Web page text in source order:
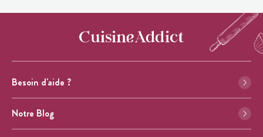
Besoin d'aide ?
Notre Blog